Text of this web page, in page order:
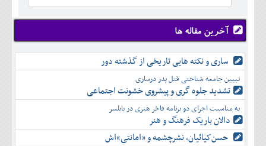
آخرین مقاله ها
ساری و نکته هایی تاریخی از گذشته دور
تبیین جامعه شناختی قتل پدر درساری
تشدید جلوه‌ گری و پیشروی خشونت اجتماعی
به مناسبت اجرای دو برنامه فاخر هنری در بابلسر
دالان باریک فرهنگ و هنر
حسن‌کیائیان، نشرچشمه و «امانتی»اش